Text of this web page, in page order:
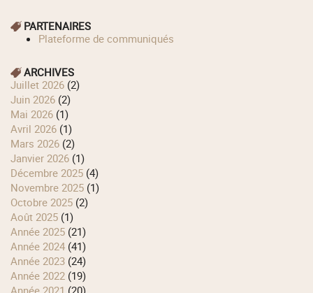
PARTENAIRES
Plateforme de communiqués
ARCHIVES
juillet 2026 (2)
juin 2026 (2)
mai 2026 (1)
avril 2026 (1)
mars 2026 (2)
janvier 2026 (1)
décembre 2025 (4)
novembre 2025 (1)
octobre 2025 (2)
août 2025 (1)
année 2025 (21)
année 2024 (41)
année 2023 (24)
année 2022 (19)